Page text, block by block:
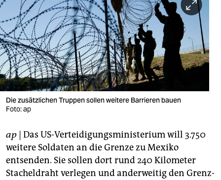
berlin
nord
wahrheit
verlag
verlag
veranstaltungen
shop
fragen & hilfe
unterstützen
Die zusätzlichen Truppen sollen weitere Barrieren bauen
Foto: ap
ap | Das US-Verteidigungsministerium will 3.750
weitere Soldaten an die Grenze zu Mexiko
entsenden. Sie sollen dort rund 240 Kilometer
Stacheldraht verlegen und anderweitig den Grenz-